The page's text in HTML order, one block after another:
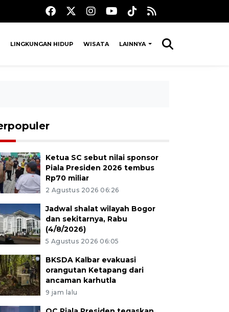
LINGKUNGAN HIDUP WISATA LAINNYA
Ketua SC sebut nilai sponsor
Piala Presiden 2026 tembus
Rp70 miliar
2 Agustus 2026 06:26
Jadwal shalat wilayah Bogor
dan sekitarnya, Rabu
(4/8/2026)
5 Agustus 2026 06:05
BKSDA Kalbar evakuasi
orangutan Ketapang dari
ancaman karhutla
9 jam lalu